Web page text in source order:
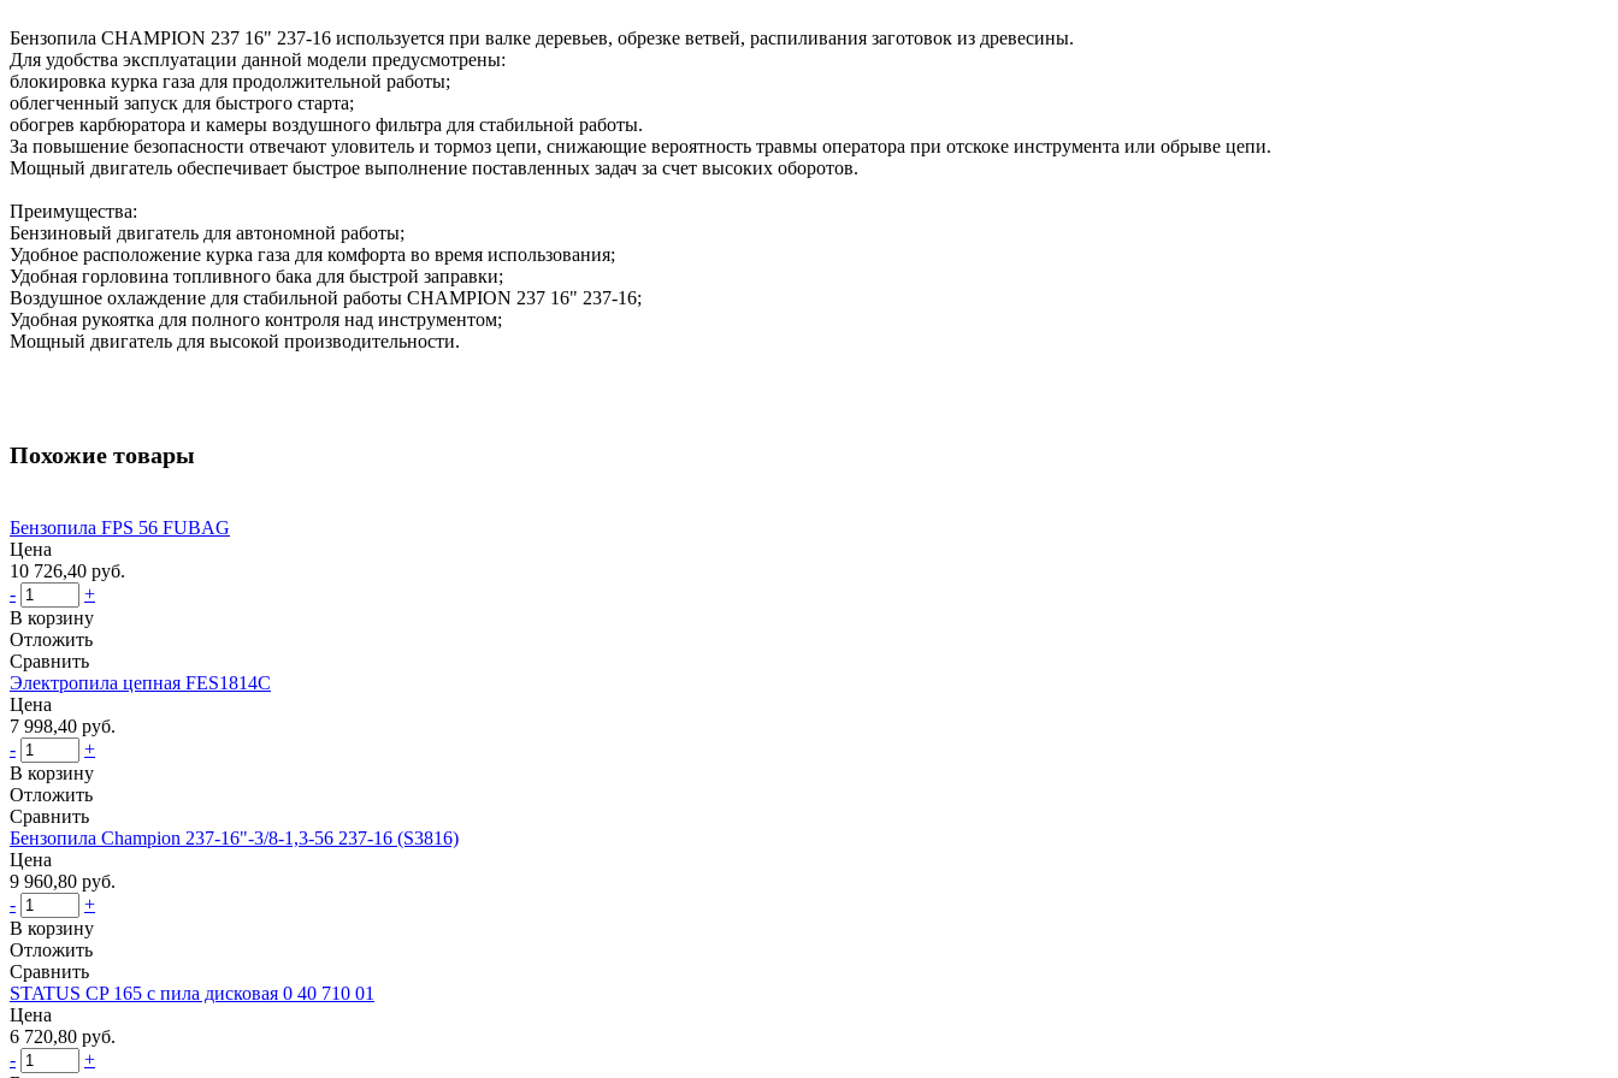
Бензопила CHAMPION 237 16" 237-16 используется при валке деревьев, обрезке ветвей, распиливания заготовок из древесины.
Для удобства эксплуатации данной модели предусмотрены:
блокировка курка газа для продолжительной работы;
облегченный запуск для быстрого старта;
обогрев карбюратора и камеры воздушного фильтра для стабильной работы.
За повышение безопасности отвечают уловитель и тормоз цепи, снижающие вероятность травмы оператора при отскоке инструмента или обрыве цепи.
Мощный двигатель обеспечивает быстрое выполнение поставленных задач за счет высоких оборотов.
Преимущества:
Бензиновый двигатель для автономной работы;
Удобное расположение курка газа для комфорта во время использования;
Удобная горловина топливного бака для быстрой заправки;
Воздушное охлаждение для стабильной работы CHAMPION 237 16" 237-16;
Удобная рукоятка для полного контроля над инструментом;
Мощный двигатель для высокой производительности.
Похожие товары
Бензопила FPS 56 FUBAG
Цена
10 726,40 руб.
-
+
В корзину
Отложить
Сравнить
Электропила цепная FES1814С
Цена
7 998,40 руб.
-
+
В корзину
Отложить
Сравнить
Бензопила Champion 237-16"-3/8-1,3-56 237-16 (S3816)
Цена
9 960,80 руб.
-
+
В корзину
Отложить
Сравнить
STATUS CP 165 c пила дисковая 0 40 710 01
Цена
6 720,80 руб.
-
+